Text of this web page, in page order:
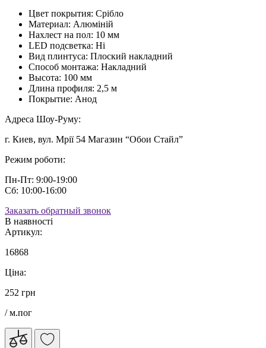
Цвет покрытия: Срібло
Материал: Алюміній
Нахлест на пол: 10 мм
LED подсветка: Ні
Вид плинтуса: Плоский накладний
Способ монтажа: Накладний
Высота: 100 мм
Длина профиля: 2,5 м
Покрытие: Анод
Адреса Шоу-Руму:
г. Киев, вул. Мрії 54 Магазин “Обои Стайл”
Режим роботи:
Пн-Пт: 9:00-19:00
Сб: 10:00-16:00
Заказать обратный звонок
В наявності
Артикул:
16868
Ціна:
252 грн
/ м.пог